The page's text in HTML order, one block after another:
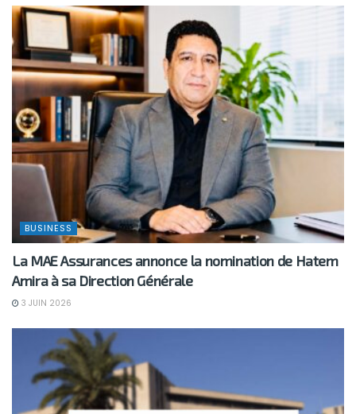
BUSINESS
La MAE Assurances annonce la nomination de Hatem
Amira à sa Direction Générale
3 JUIN 2026